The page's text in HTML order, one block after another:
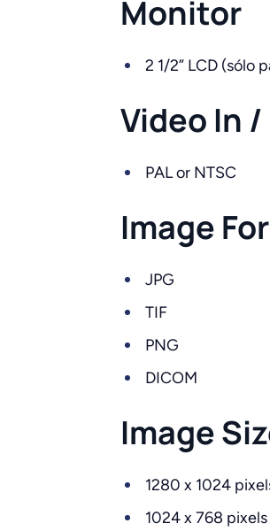
Monitor
2 1/2” LCD (sólo
Video In
PAL or NTSC
Image
JPG
TIF
PNG
DICOM
Image
1280 x 1024
1024 x 768 pixels